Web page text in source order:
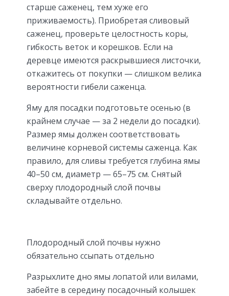
старше саженец, тем хуже его
приживаемость). Приобретая сливовый
саженец, проверьте целостность коры,
гибкость веток и корешков. Если на
деревце имеются раскрывшиеся листочки,
откажитесь от покупки — слишком велика
вероятности гибели саженца.
Яму для посадки подготовьте осенью (в
крайнем случае — за 2 недели до посадки).
Размер ямы должен соответствовать
величине корневой системы саженца. Как
правило, для сливы требуется глубина ямы
40–50 см, диаметр — 65–75 см. Снятый
сверху плодородный слой почвы
складывайте отдельно.
Плодородный слой почвы нужно
обязательно ссыпать отдельно
Разрыхлите дно ямы лопатой или вилами,
забейте в середину посадочный колышек